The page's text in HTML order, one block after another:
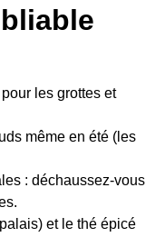
les grottes et
même en été (les
: déchaussez-vous
et le thé épicé